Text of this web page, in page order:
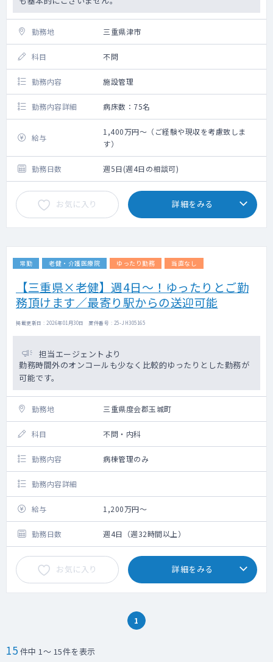
勤務地 三重県津市
科目 不問
勤務内容 施設管理
勤務内容詳細 病床数：75名
給与
1,400万円～（ご経験や現収を考慮致しま
す）
勤務日数 週5日(週4日の相談可)
お気に入り 詳細をみる
常勤 老健・介護医療院 ゆったり勤務 当直なし
【三重県×老健】週4日～！ゆったりとご勤
務頂けます／最寄り駅からの送迎可能
掲載更新日 : 2026年01月30日 案件番号 : 25-JH305165
担当エージェントより
勤務時間外のオンコールも少なく比較的ゆったりとした勤務が
可能です。
勤務地 三重県度会郡玉城町
科目 不問・内科
勤務内容 病棟管理のみ
勤務内容詳細
給与 1,200万円～
勤務日数 週4日（週32時間以上）
お気に入り 詳細をみる
1
15 件中 1～ 15件を表示